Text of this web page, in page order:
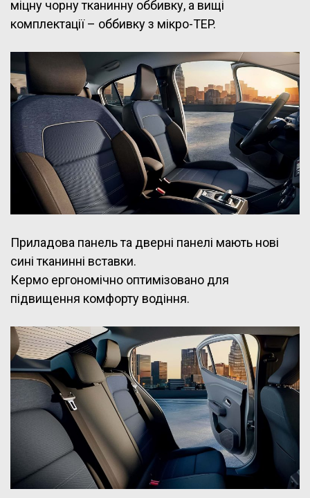
міцну чорну тканинну оббивку, а вищі
комплектації – оббивку з мікро-TEP.
Приладова панель та дверні панелі мають нові
сині тканинні вставки.
Кермо ергономічно оптимізовано для
підвищення комфорту водіння.